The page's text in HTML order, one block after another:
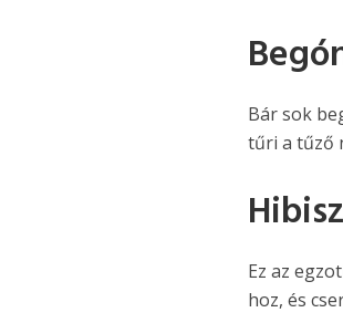
Bár sok
tűri a tűző
Ez az
hoz, és